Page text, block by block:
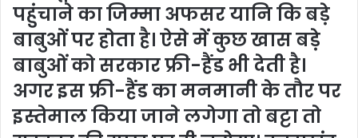
पहुंचाने का जिम्मा अफसर यानि कि बड़े
बाबुओं पर होता है। ऐसे में कुछ खास बड़े
बाबुओं को सरकार फ्री-हैंड भी देती है।
अगर इस फ्री-हैंड का मनमानी के तौर पर
इस्तेमाल किया जाने लगेगा तो बट्टा तो